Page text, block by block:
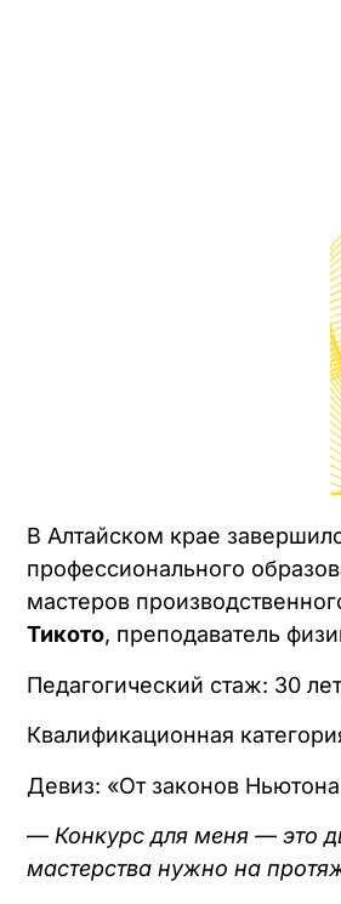
В Алтайском крае
профессионального
мастеров
Тикото, преподаватель
Педагогический стаж: 30
Квалификационная
Девиз: «От законов
— Конкурс для меня — это
мастерства нужно на